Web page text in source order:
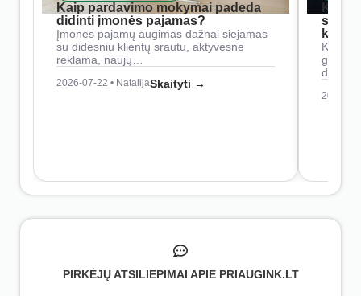
Kaip pardavimo mokymai padeda
didinti įmonės pajamas?
Įmonės pajamų augimas dažnai siejamas
su didesniu klientų srautu, aktyvesne
reklama, naujų…
2026-07-22 • NatalijaSkaityti →
Kaip
2026-
PIRKĖJŲ ATSILIEPIMAI APIE PRIAUGINK.LT